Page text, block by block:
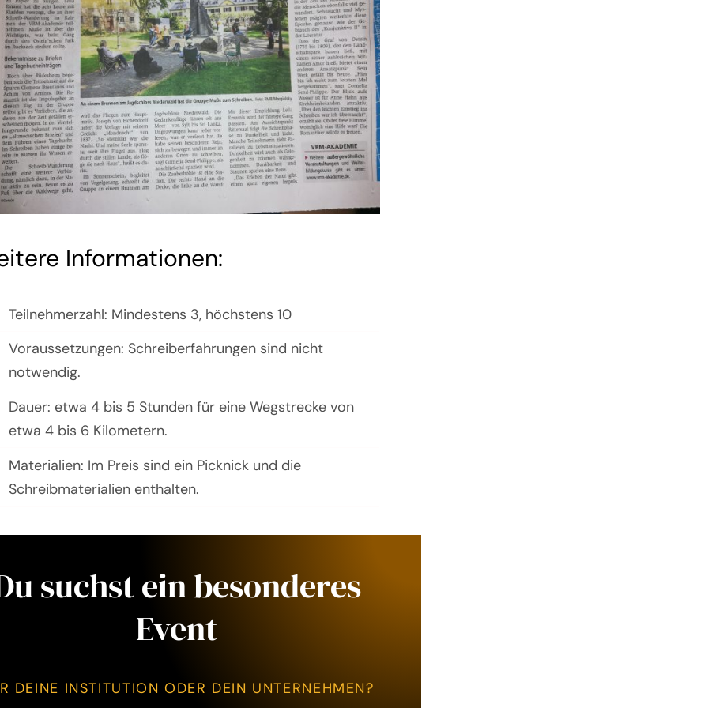
Informationen:
Teilnehmerzahl: Mindestens 3, höchstens 10
Voraussetzungen: Schreiberfahrungen sind nicht
notwendig.
Dauer: etwa 4 bis 5 Stunden für eine Wegstrecke von
etwa 4 bis 6 Kilometern.
Materialien: Im Preis sind ein Picknick und die
Schreibmaterialien enthalten.
suchst ein besonderes
Event
DEINE INSTITUTION ODER DEIN UNTERNEHMEN?